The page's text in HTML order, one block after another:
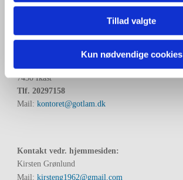
Tillad valgte
Kun nødvendige cookies
Mail:kontoret@gotlam.dk
Kontakt vedr. medlemsskab:
7430 Ikast
Tlf. 20297158
Mail: kontoret@gotlam.dk
Kontakt vedr. hjemmesiden:
Kirsten Grønlund
Mail: kirsteng1962@gmail.com